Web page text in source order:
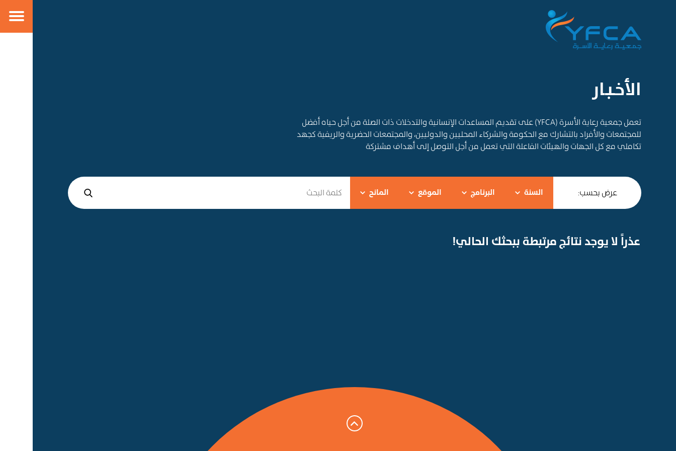
الأخـبـار
تعمل جمعية رعاية الأسرة (YFCA) على تقديم المساعدات الإنسانية والتدخلات ذات الصلة من أجل حياه أفضل
للمجتمعات والأفراد بالتشارك مع الحكومة والشركاء المحليين والدوليين، والمجتمعات الحضرية والريفية كجهد
تكاملي مع كل الجهات والهيئات الفاعلة التي تعمل من أجل التوصل إلى أهداف مشتركة
عرض بحسب: السنة البرنامج الموقع المانح
عذراً لا يوجد نتائج مرتبطة ببحثك الحالي!